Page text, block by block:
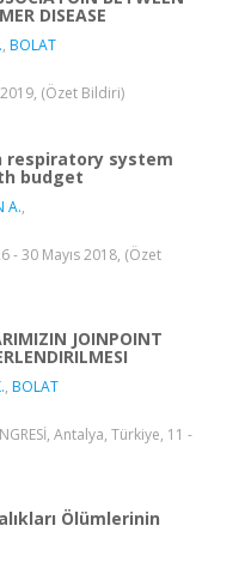
DISEASE
, BOLAT
(Özet Bildiri)
respiratory system
budget
A.,
- 30 Mayıs 2018, (Özet
JOINPOINT
, BOLAT
Antalya, Türkiye, 11 -
Ölümlerinin